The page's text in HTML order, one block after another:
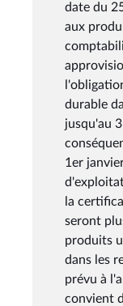
date du
aux
durable
jusqu'au
1er
la
seront
produits
dans les
prévu à
convient